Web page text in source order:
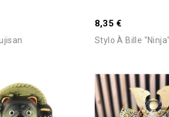
Connaitre Le
Consulter Pour
Délai
8,35 €
Stylo À Bille "Ninja"